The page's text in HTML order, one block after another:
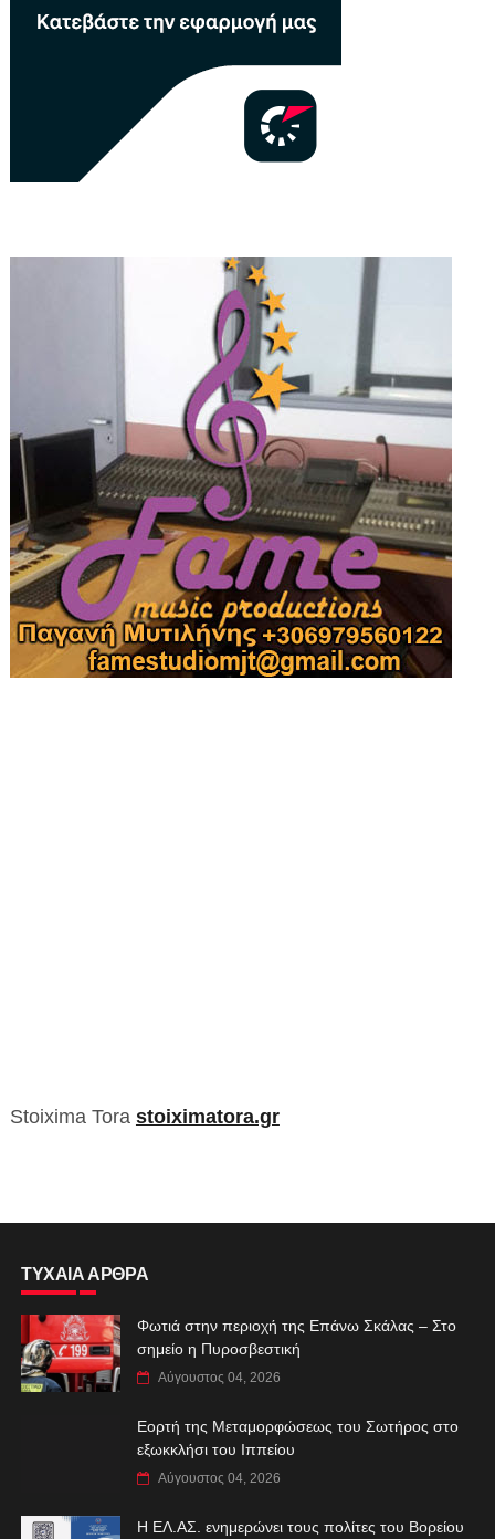
Stoixima Tora stoiximatora.gr
ΤΥΧΑΙΑ ΑΡΘΡΑ
Φωτιά στην περιοχή της Επάνω Σκάλας – Στο
σημείο η Πυροσβεστική
Αύγουστος 04, 2026
Εορτή της Μεταμορφώσεως του Σωτήρος στο
εξωκκλήσι του Ιππείου
Αύγουστος 04, 2026
Η ΕΛ.ΑΣ. ενημερώνει τους πολίτες του Βορείου